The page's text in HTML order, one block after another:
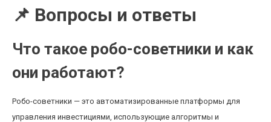
📌 Вопросы и ответы
Что такое робо-советники и как
они работают?
Робо-советники — это автоматизированные платформы для
управления инвестициями, использующие алгоритмы и